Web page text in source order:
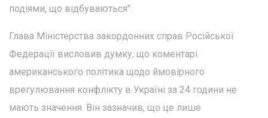
подіями, що відбуваються".
Глава Міністерства закордонних справ Російської
Федерації висловив думку, що коментарі
американського політика щодо ймовірного
врегулювання конфлікту в Україні за 24 години не
мають значення. Він зазначив, що це лише